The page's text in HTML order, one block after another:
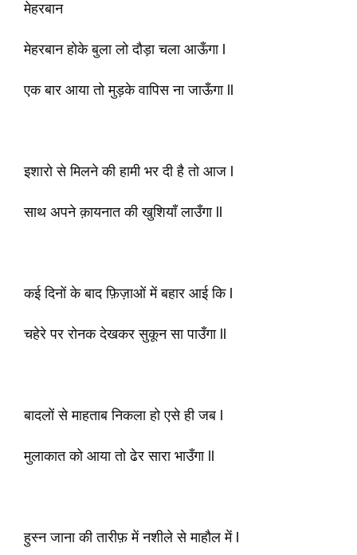
मेहरबान
मेहरबान होके बुला लो दौड़ा चला आऊँगा l
एक बार आया तो मुड़के वापिस ना जाऊँगा ll
इशारो से मिलने की हामी भर दी है तो आज l
साथ अपने क़ायनात की खुशियाँ लाउँगा ll
कई दिनों के बाद फ़िज़ाओं में बहार आई कि l
चहेरे पर रोनक देखकर सुकून सा पाउँगा ll
बादलों से माहताब निकला हो एसे ही जब l
मुलाकात को आया तो ढेर सारा भाउँगा ll
हुस्न जाना की तारीफ़ में नशीले से माहौल में l